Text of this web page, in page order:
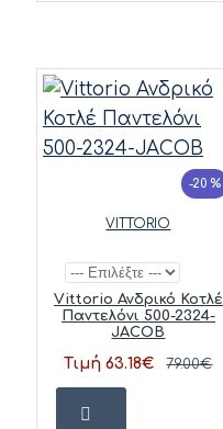
-20 %
VITTORIO
Vittorio Ανδρικό Κοτλέ
Παντελόνι 500-2324-
JACOB
Τιμή 63.18€ 79.00€